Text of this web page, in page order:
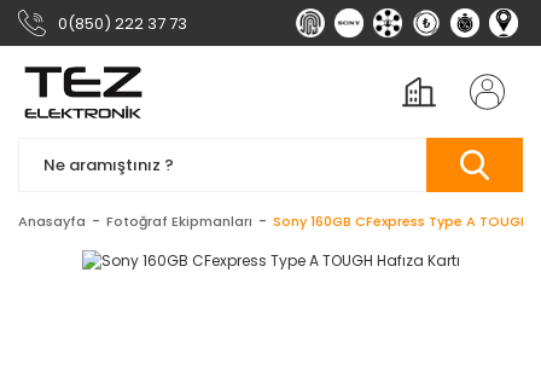
0(850) 222 37 73
Anasayfa Fotoğraf Ekipmanları Sony 160GB CFexpress Type A TOUGH